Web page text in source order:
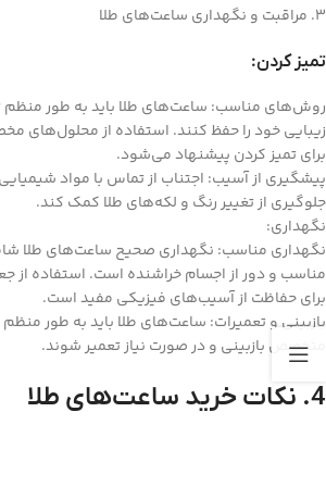
3. مراقبت و نگهداری ساعت‌های طلا
تمیز کردن:
روش‌های مناسب: ساعت‌های طلا باید به طور منظم
زیبایی خود را حفظ کنند. استفاده از محلول‌های
برای تمیز کردن پیشنهاد می‌شود.
پیشگیری از آسیب: اجتناب از تماس با مواد
جلوگیری از تغییر رنگ و لکه‌های طلا کمک کند.
نگهداری:
نگهداری مناسب: نگهداری صحیح ساعت‌های طلا
مناسب و دور از اجسام خراشنده است. استفاده
برای حفاظت از آسیب‌های فیزیکی مفید است.
بازبینی و تعمیرات: ساعت‌های طلا باید به طور
متخصص بازبینی و در صورت نیاز تعمیر شوند.
4. نکات خرید ساعت‌های طلا